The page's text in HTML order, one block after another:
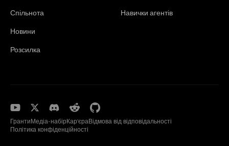
Спільнота
Новини
Розсилка
Навички агентів
ГрантиМедіа-набірКар'єраВідмова від відповідальності
Політика конфіденційності